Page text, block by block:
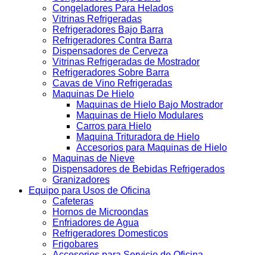
Congeladores Para Helados
Vitrinas Refrigeradas
Refrigeradores Bajo Barra
Refrigeradores Contra Barra
Dispensadores de Cerveza
Vitrinas Refrigeradas de Mostrador
Refrigeradores Sobre Barra
Cavas de Vino Refrigeradas
Maquinas De Hielo
Maquinas de Hielo Bajo Mostrador
Maquinas de Hielo Modulares
Carros para Hielo
Maquina Trituradora de Hielo
Accesorios para Maquinas de Hielo
Maquinas de Nieve
Dispensadores de Bebidas Refrigerados
Granizadores
Equipo para Usos de Oficina
Cafeteras
Hornos de Microondas
Enfriadores de Agua
Refrigeradores Domesticos
Frigobares